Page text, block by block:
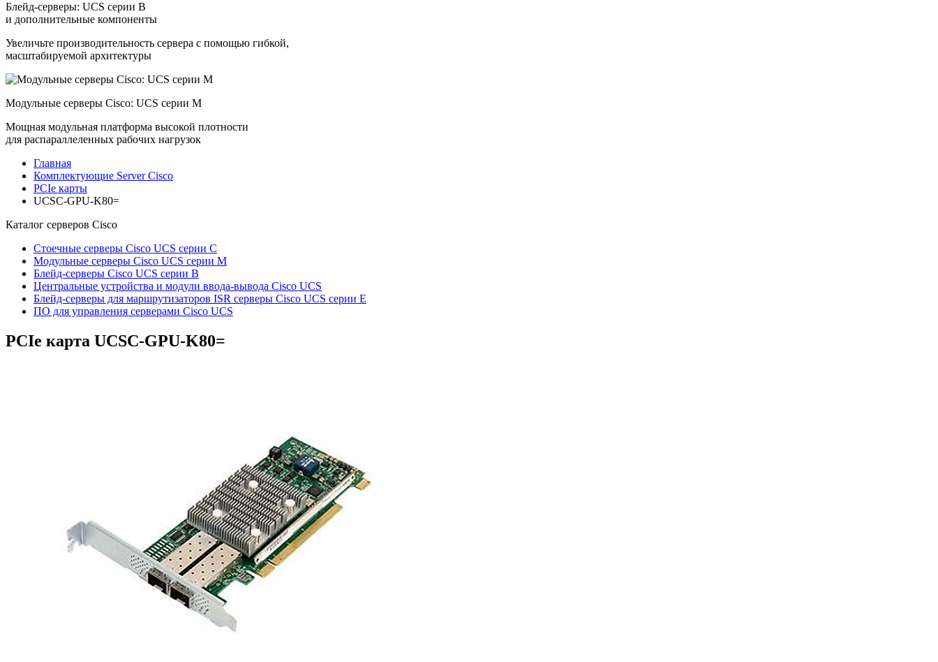
Блейд-серверы: UCS серии B
и дополнительные компоненты
Увеличьте производительность сервера с помощью гибкой,
масштабируемой архитектуры
Модульные серверы Cisco: UCS серии M
Мощная модульная платформа высокой плотности
для распараллеленных рабочих нагрузок
Главная
Комплектующие Server Cisco
PCIe карты
UCSC-GPU-K80=
Каталог серверов Cisco
Стоечные серверы Cisco UCS серии C
Модульные серверы Cisco UCS серии M
Блейд-серверы Cisco UCS серии B
Центральные устройства и модули ввода-вывода Cisco UCS
Блейд-серверы для маршрутизаторов ISR серверы Cisco UCS серии E
ПО для управления серверами Cisco UCS
PCIe карта UCSC-GPU-K80=